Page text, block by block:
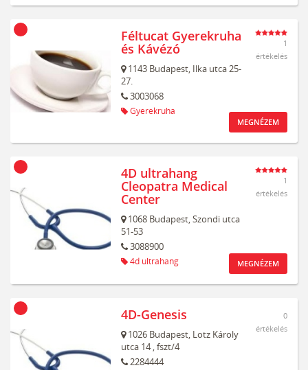
Féltucat Gyerekruha
és Kávézó
1143 Budapest, Ilka utca 25-
27.
3003068
Gyerekruha
1
értékelés
MEGNÉZEM
4D ultrahang
Cleopatra Medical
Center
1068 Budapest,Szondi utca
51-53
3088900
4d ultrahang
1
értékelés
MEGNÉZEM
4D-Genesis
1026 Budapest, Lotz Károly
utca 14, fszt/4
2284444
0
értékelés